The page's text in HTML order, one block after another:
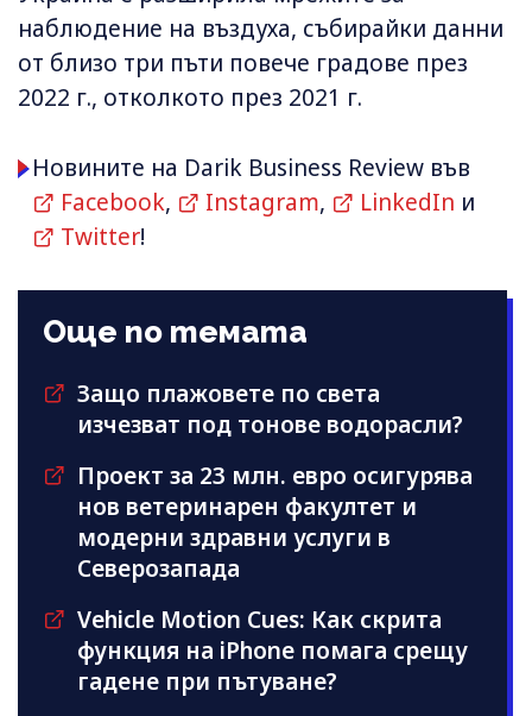
наблюдение на въздуха, събирайки данни
от близо три пъти повече градове през
2022 г., отколкото през 2021 г.
Новините на Darik Business Review във
Facebook, Instagram, LinkedIn и
Twitter!
Още по темата
Защо плажовете по света
изчезват под тонове водорасли?
Проект за 23 млн. евро осигурява
нов ветеринарен факултет и
модерни здравни услуги в
Северозапада
Vehicle Motion Cues: Как скрита
функция на iPhone помага срещу
гадене при пътуване?